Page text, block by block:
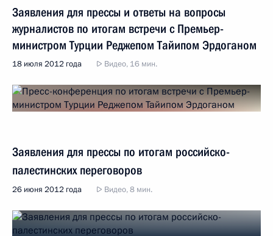
Заявления для прессы и ответы на вопросы
журналистов по итогам встречи с Премьер-
министром Турции Реджепом Тайипом Эрдоганом
18 июля 2012 года Видео, 16 мин.
Заявления для прессы по итогам российско-
палестинских переговоров
26 июня 2012 года Видео, 8 мин.